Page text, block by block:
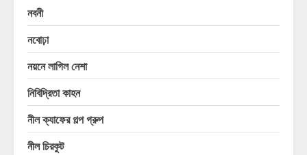
নবনী
নবোঢ়া
নয়নে লাগিল নেশা
নিবিদ্রিতা কাহন
নীল ক্যাফের গল্প গ্রুপ
নীল চিরকুট